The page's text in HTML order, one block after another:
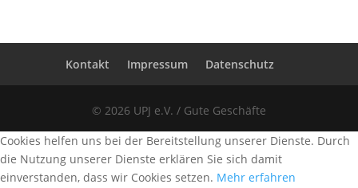
Kontakt Impressum Datenschutz
© 2026 UPJ e.V. / Gute Geschäfte
Cookies helfen uns bei der Bereitstellung unserer Dienste. Durch
die Nutzung unserer Dienste erklären Sie sich damit
einverstanden, dass wir Cookies setzen. Mehr erfahren